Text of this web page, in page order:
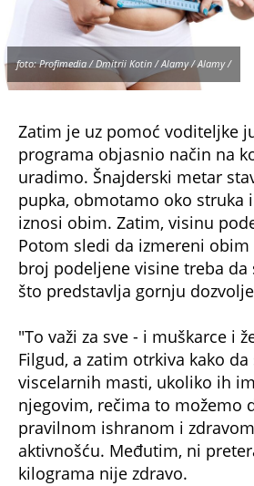
foto: Profimedia / Dmitrii Kotin / Alamy / Alamy /
Zatim je uz pomoć voditeljke
programa objasnio način na
uradimo. Šnajderski metar
pupka, obmotamo oko struka
iznosi obim. Zatim, visinu
Potom sledi da izmereni
broj podeljene visine treba da
što predstavlja gornju
"To važi za sve - i muškarce i
Filgud, a zatim otrkiva kako
viscelarnih masti, ukoliko ih
njegovim, rečima to možemo
pravilnom ishranom i
aktivnošću. Međutim, ni
kilograma nije zdravo.